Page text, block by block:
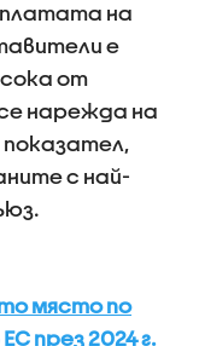
на
е
от
нарежда на
показател,
с най-
място по
през 2024 г.